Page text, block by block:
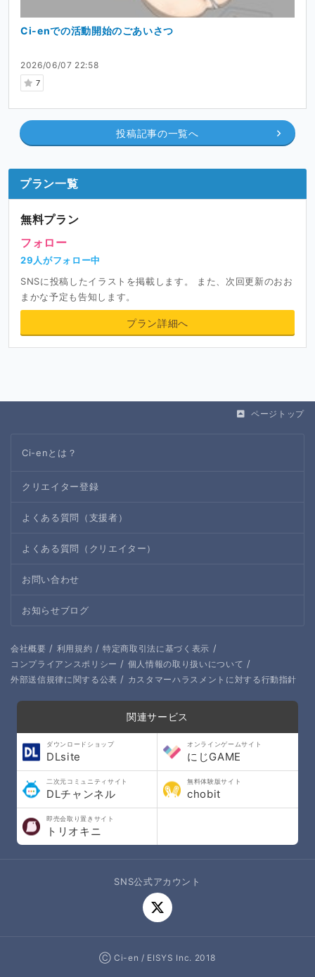
2026/06/07 22:58
7
Ci-enでの活動開始のごあいさつ
投稿記事の一覧へ
プラン一覧
無料プラン
フォロー
29人がフォロー中
SNSに投稿したイラストを掲載します。 また、次回更新のおお
まかな予定も告知します。
プラン詳細へ
ページトップ
Ci-enとは？
クリエイター登録
よくある質問（支援者）
よくある質問（クリエイター）
お問い合わせ
お知らせブログ
会社概要 / 利用規約 / 特定商取引法に基づく表示 /
コンプライアンスポリシー / 個人情報の取り扱いについて /
外部送信規律に関する公表 / カスタマーハラスメントに対する行動指針
関連サービス
ダウンロードショップ
DLsite
オンラインゲームサイト
にじGAME
二次元コミュニティサイト
DLチャンネル
無料体験版サイト
chobit
即売会取り置きサイト
トリオキニ
SNS公式アカウント
Ⓒ Ci-en / EISYS Inc. 2018